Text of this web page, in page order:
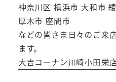
神奈川区 横浜市 大和市
厚木市 座間市
などの皆さま日々のご来
ます。
大吉コーナン川崎小田栄店